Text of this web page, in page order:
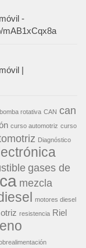
-
mAB1xCqx8a
|
bomba rotativa CAN can
curso automotriz curso
Diagnóstico
gases de
mezcla
motores diesel
resistencia Riel